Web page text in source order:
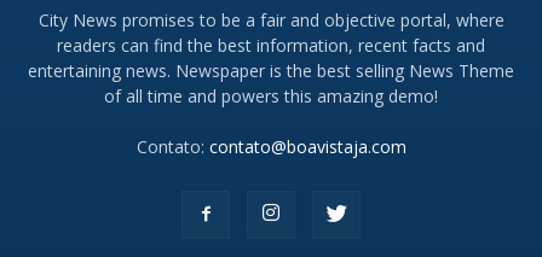
City News promises to be a fair and objective portal, where
readers can find the best information, recent facts and
entertaining news. Newspaper is the best selling News Theme
of all time and powers this amazing demo!
Contato: contato@boavistaja.com